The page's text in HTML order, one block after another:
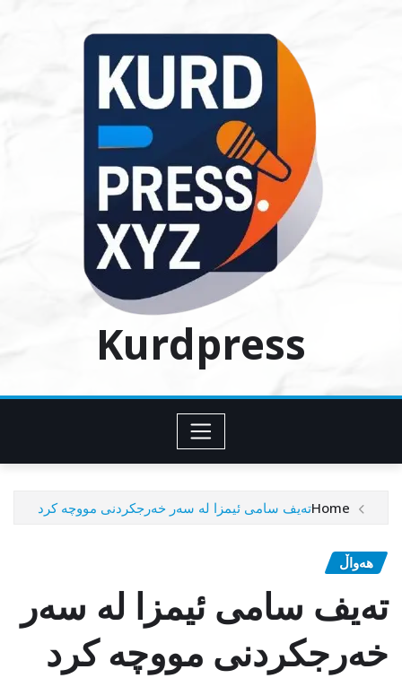
Kurdpress
Homeتەیف سامی ئیمزا لە سەر خەرجکردنی مووچە کرد
هەواڵ
تەیف سامی ئیمزا لە سەر
خەرجکردنی مووچە کرد